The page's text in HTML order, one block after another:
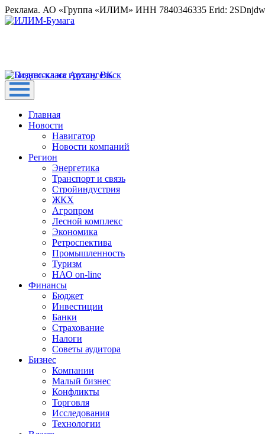
Реклама. АО «Группа «ИЛИМ» ИНН 7840346335 Erid:
Главная
Новости
Навигатор
Новости компаний
Регион
Энергетика
Транспорт и связь
Стройиндустрия
ЖКХ
Агропром
Лесной комплекс
Экономика
Ретроспектива
Промышленность
Туризм
НАО on-line
Финансы
Бюджет
Инвестиции
Банки
Страхование
Налоги
Советы аудитора
Бизнес
Компании
Малый бизнес
Конфликты
Торговля
Исследования
Технологии